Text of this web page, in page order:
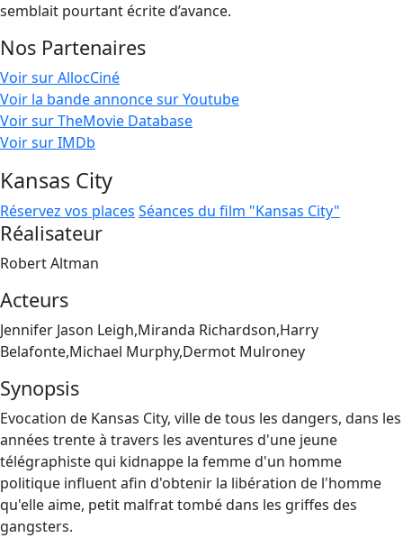
semblait pourtant écrite d’avance.
Nos Partenaires
Voir sur AllocCiné
Voir la bande annonce sur Youtube
Voir sur TheMovie Database
Voir sur IMDb
Kansas City
Réservez vos places Séances du film "Kansas City"
Réalisateur
Robert Altman
Acteurs
Jennifer Jason Leigh,Miranda Richardson,Harry
Belafonte,Michael Murphy,Dermot Mulroney
Synopsis
Evocation de Kansas City, ville de tous les dangers, dans les
années trente à travers les aventures d'une jeune
télégraphiste qui kidnappe la femme d'un homme
politique influent afin d'obtenir la libération de l'homme
qu'elle aime, petit malfrat tombé dans les griffes des
gangsters.